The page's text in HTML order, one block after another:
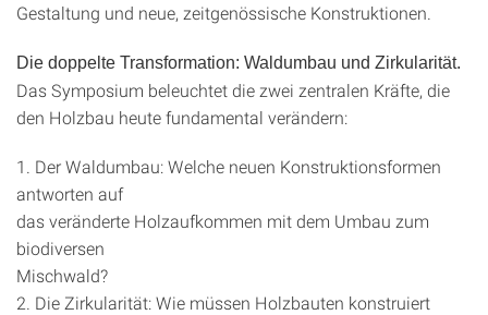
Gestaltung und neue, zeitgenössische Konstruktionen.
Die doppelte Transformation: Waldumbau und Zirkularität.
Das Symposium beleuchtet die zwei zentralen Kräfte, die
den Holzbau heute fundamental verändern:
1. Der Waldumbau: Welche neuen Konstruktionsformen
antworten auf
das veränderte Holzaufkommen mit dem Umbau zum
biodiversen
Mischwald?
2. Die Zirkularität: Wie müssen Holzbauten konstruiert